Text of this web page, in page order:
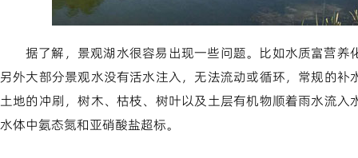
据了解，景观湖水很容易出现一些问题。比如水质富营
另外大部分景观水没有活水注入，无法流动或循环，常规的
土地的冲刷，树木、枯枝、树叶以及土层有机物顺着雨水流
水体中氨态氮和亚硝酸盐超标。